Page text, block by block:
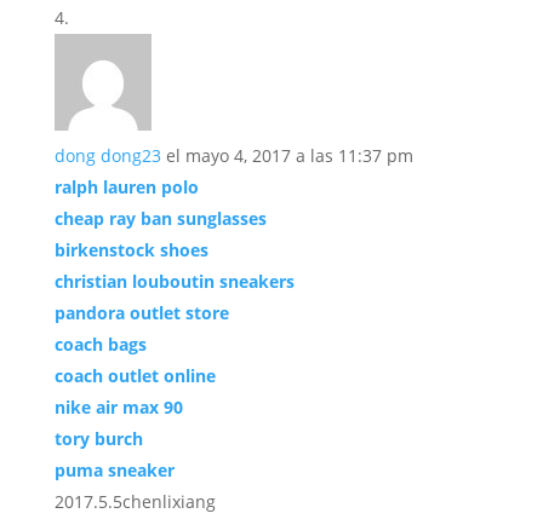
dong dong23 el mayo 4, 2017 a las 11:37 pm
ralph lauren polo
cheap ray ban sunglasses
birkenstock shoes
christian louboutin sneakers
pandora outlet store
coach bags
coach outlet online
nike air max 90
tory burch
puma sneaker
2017.5.5chenlixiang